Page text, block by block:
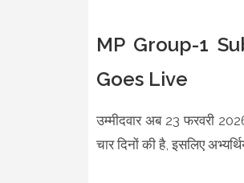
MP Group-1
Goes Live
उम्मीदवार अब 23 फरवरी
चार दिनों की है, इसलिए